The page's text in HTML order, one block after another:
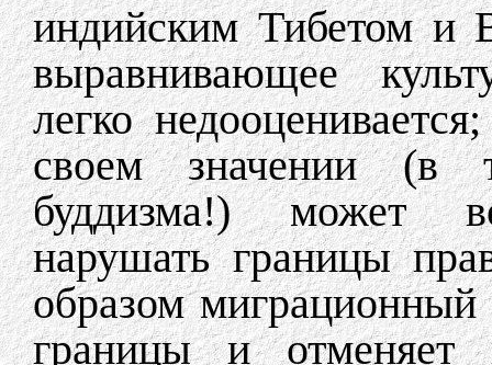
индийским Тибетом и
выравнивающее
легко
своем значении (в
буддизма!) может
нарушать границы
образом миграционный
границы и